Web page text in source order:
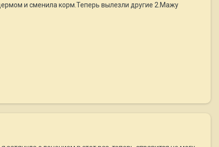
и сменила корм.Теперь вылезли другие 2.Мажу